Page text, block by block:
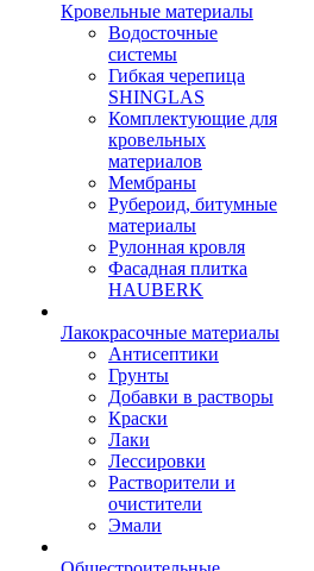
Кровельные материалы
Водосточные
системы
Гибкая черепица
SHINGLAS
Комплектующие для
кровельных
материалов
Мембраны
Рубероид, битумные
материалы
Рулонная кровля
Фасадная плитка
HAUBERK
Лакокрасочные материалы
Антисептики
Грунты
Добавки в растворы
Краски
Лаки
Лессировки
Растворители и
очистители
Эмали